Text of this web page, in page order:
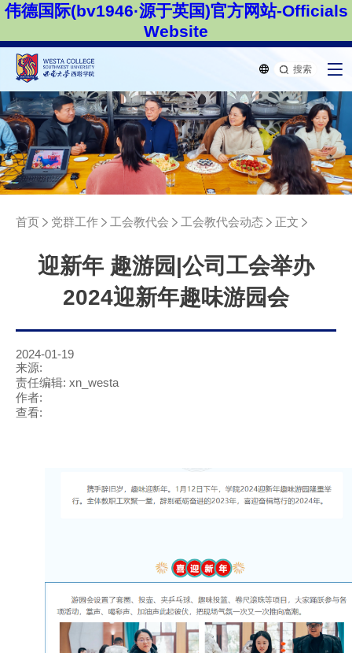
伟德国际(bv1946·源于英国)官方网站-Officials
Website
搜索
首页 党群工作 工会教代会 工会教代会动态 正文
迎新年 趣游园|公司工会举办
2024迎新年趣味游园会
2024-01-19
来源:
责任编辑: xn_westa
作者:
查看: